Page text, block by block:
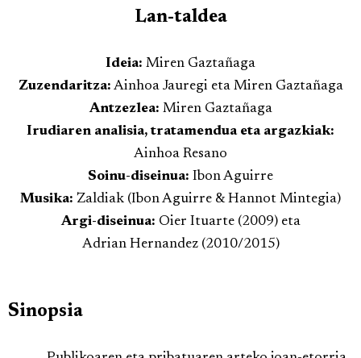
Lan-taldea
Ideia: Miren Gaztañaga
Zuzendaritza: Ainhoa Jauregi eta Miren Gaztañaga
Antzezlea: Miren Gaztañaga
Irudiaren analisia, tratamendua eta argazkiak:
Ainhoa Resano
Soinu-diseinua: Ibon Aguirre
Musika: Zaldiak (Ibon Aguirre & Hannot Mintegia)
Argi-diseinua: Oier Ituarte (2009) eta
Adrian Hernandez (2010/2015)
Sinopsia